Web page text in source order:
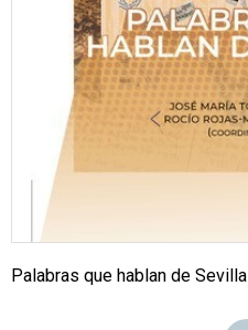
Palabras que hablan de Sevilla